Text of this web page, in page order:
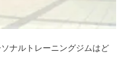
ナルトレーニングジムはど